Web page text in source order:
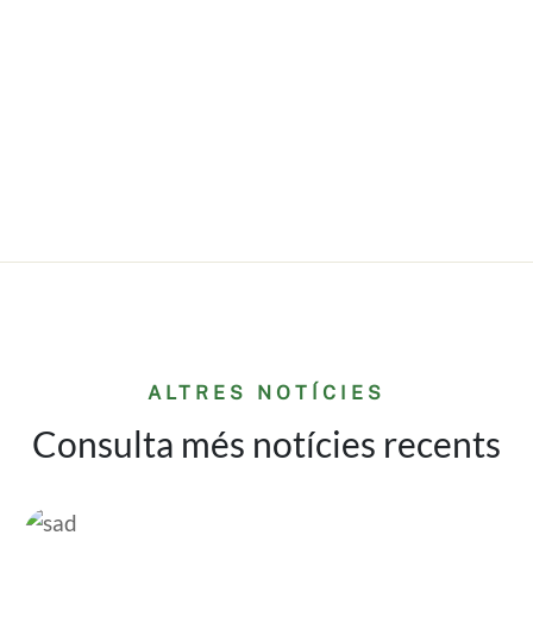
ALTRES NOTÍCIES
Consulta més notícies recents
Imatge